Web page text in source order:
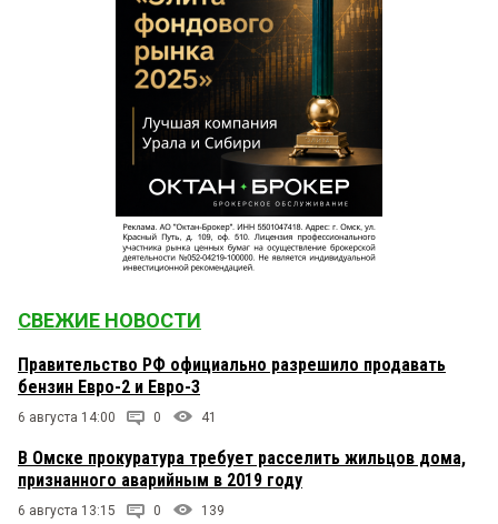
СВЕЖИЕ НОВОСТИ
Правительство РФ официально разрешило продавать
бензин Евро-2 и Евро-3
6 августа 14:00 0 41
В Омске прокуратура требует расселить жильцов дома,
признанного аварийным в 2019 году
6 августа 13:15 0 139